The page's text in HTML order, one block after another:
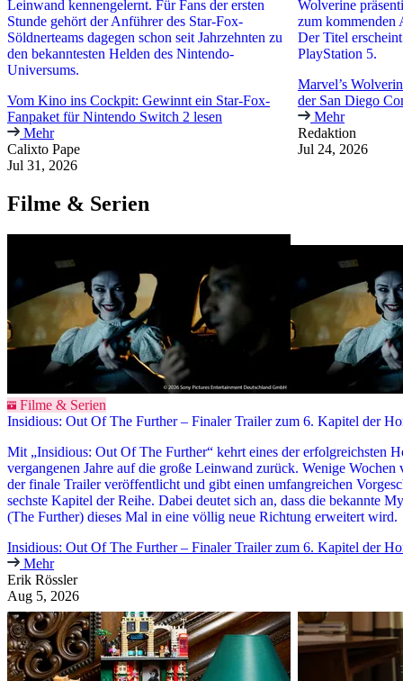
Leinwand kennengelernt. Für Fans der ersten
Stunde gehört der Anführer des Star-Fox-
Söldnerteams dagegen schon seit Jahrzehnten zu
den bekanntesten Helden des Nintendo-
Universums.
Vom Kino ins Cockpit: Gewinnt ein Star-Fox-
Fanpaket für Nintendo Switch 2 lesen
Mehr
Calixto Pape
Jul 31, 2026
Wolverine
zum kommenden
Der Titel
PlayStation 5.
Marvel’s
der San Diego
Mehr
Redaktion
Jul 24, 2026
Filme & Serien
Filme & Serien
Insidious: Out Of The Further – Finaler Trailer zum 6. Kapitel der
Mit „Insidious: Out Of The Further“ kehrt eines der erfolgreichsten
vergangenen Jahre auf die große Leinwand zurück. Wenige
der finale Trailer veröffentlicht und gibt einen umfangreichen
sechste Kapitel der Reihe. Dabei deutet sich an, dass die bekannte
(The Further) dieses Mal in eine völlig neue Richtung erweitert wird.
Insidious: Out Of The Further – Finaler Trailer zum 6. Kapitel der
Mehr
Erik Rössler
Aug 5, 2026